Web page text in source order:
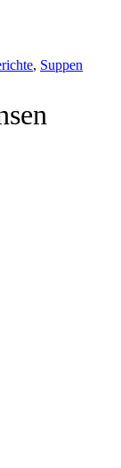
, Suppen